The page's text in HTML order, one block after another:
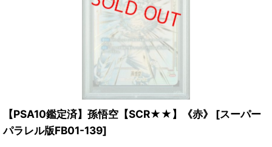
【PSA10鑑定済】孫悟空【SCR★★】《赤》 [スーパー
パラレル版FB01-139]